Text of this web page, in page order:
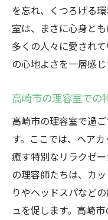
高崎市理容
高崎市の理
高崎市理容
高崎市の理
を忘れ、くつろげる
室は、まさに心身と
多くの人々に愛され
の心地よさを一層感
高崎市の理容室での
高崎市の理容室で過
す。ここでは、ヘア
癒す特別なリラクゼ
の理容師たちは、カ
りやヘッドスパなど
ュを促します。高崎